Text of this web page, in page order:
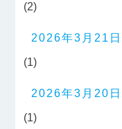
(2)
2026年3月21日
(1)
2026年3月20日
(1)